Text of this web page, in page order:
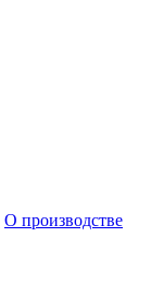
О производстве